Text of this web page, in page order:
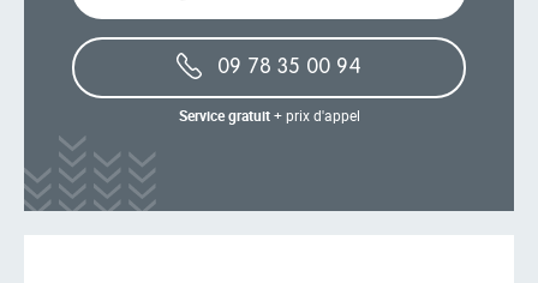
09 78 35 00 94
Service gratuit+ prix d'appel